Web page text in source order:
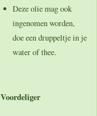
Deze olie mag ook
ingenomen worden,
doe een druppeltje in je
water of thee.
Voordeliger